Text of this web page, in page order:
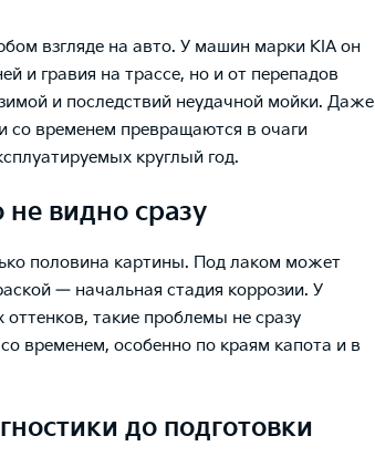
взгляде на авто. У машин марки KIA он
и гравия на трассе, но и от перепадов
и последствий неудачной мойки. Даже
со временем превращаются в очаги
круглый год.
видно сразу
половина картины. Под лаком может
— начальная стадия коррозии. У
такие проблемы не сразу
временем, особенно по краям капота и в
до подготовки